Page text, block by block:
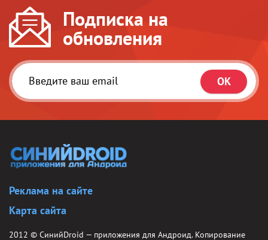
Подписка на
обновления
Реклама на сайте
Карта сайта
2012 © СинийDroid — приложения для Андроид. Копирование